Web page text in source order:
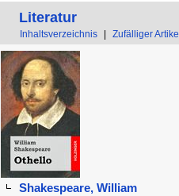
Literatur
Inhaltsverzeichnis Zufälliger Artikel
Shakespeare, William